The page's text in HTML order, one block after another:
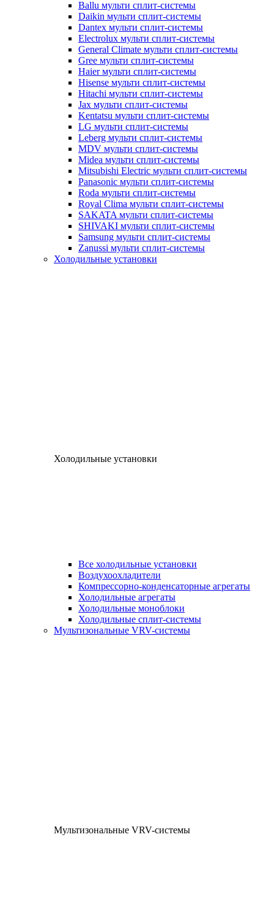
Ballu мульти сплит-системы
Daikin мульти сплит-системы
Dantex мульти сплит-системы
Electrolux мульти сплит-системы
General Climate мульти сплит-системы
Gree мульти сплит-системы
Haier мульти сплит-системы
Hisense мульти сплит-системы
Hitachi мульти сплит-системы
Jax мульти сплит-системы
Kentatsu мульти сплит-системы
LG мульти сплит-системы
Leberg мульти сплит-системы
MDV мульти сплит-системы
Midea мульти сплит-системы
Mitsubishi Electric мульти сплит-системы
Panasonic мульти сплит-системы
Roda мульти сплит-системы
Royal Clima мульти сплит-системы
SAKATA мульти сплит-системы
SHIVAKI мульти сплит-системы
Samsung мульти сплит-системы
Zanussi мульти сплит-системы
Холодильные установки
Холодильные установки
Все холодильные установки
Воздухоохладители
Компрессорно-конденсаторные агрегаты
Холодильные агрегаты
Холодильные моноблоки
Холодильные сплит-системы
Мультизональные VRV-системы
Мультизональные VRV-системы